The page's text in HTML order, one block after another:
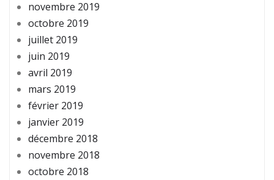
novembre 2019
octobre 2019
juillet 2019
juin 2019
avril 2019
mars 2019
février 2019
janvier 2019
décembre 2018
novembre 2018
octobre 2018